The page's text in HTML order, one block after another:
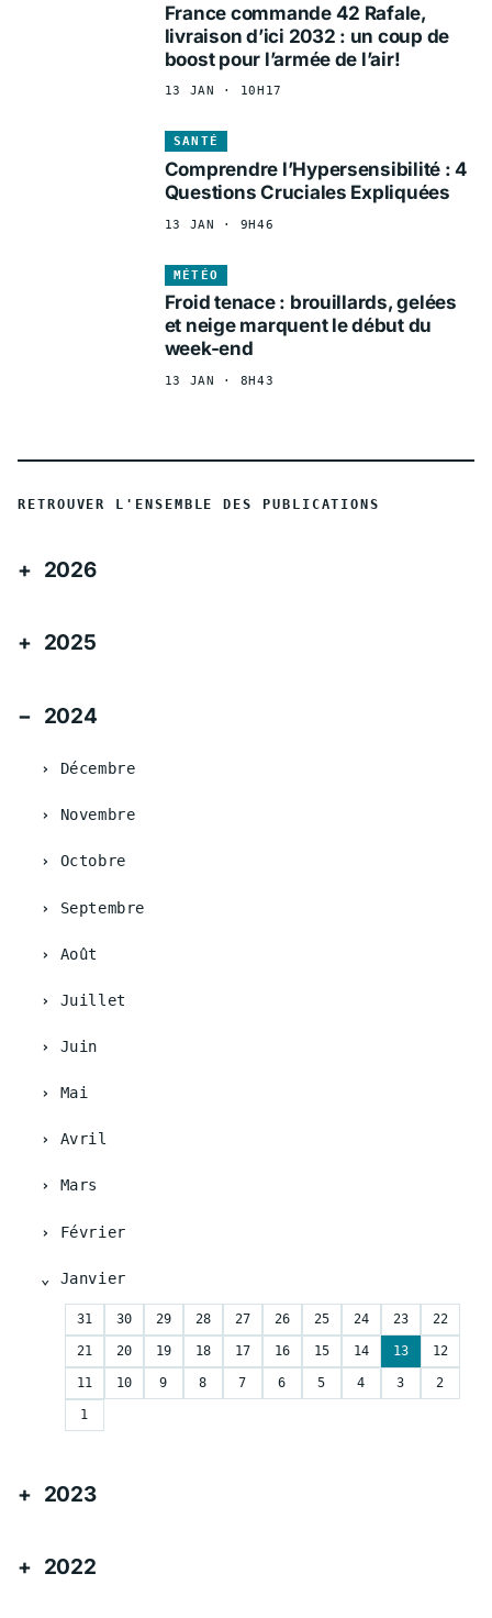
France commande 42 Rafale,
livraison d’ici 2032 : un coup de
boost pour l’armée de l’air!
13 JAN · 10H17
SANTÉ
Comprendre l’Hypersensibilité : 4
Questions Cruciales Expliquées
13 JAN · 9H46
MÉTÉO
Froid tenace : brouillards, gelées
et neige marquent le début du
week-end
13 JAN · 8H43
RETROUVER L'ENSEMBLE DES PUBLICATIONS
2026
2025
2024
Décembre
Novembre
Octobre
Septembre
Août
Juillet
Juin
Mai
Avril
Mars
Février
Janvier
31 30 29 28 27 26 25 24 23 22
21 20 19 18 17 16 15 14 13 12
11 10 9 8 7 6 5 4 3 2
1
2023
2022